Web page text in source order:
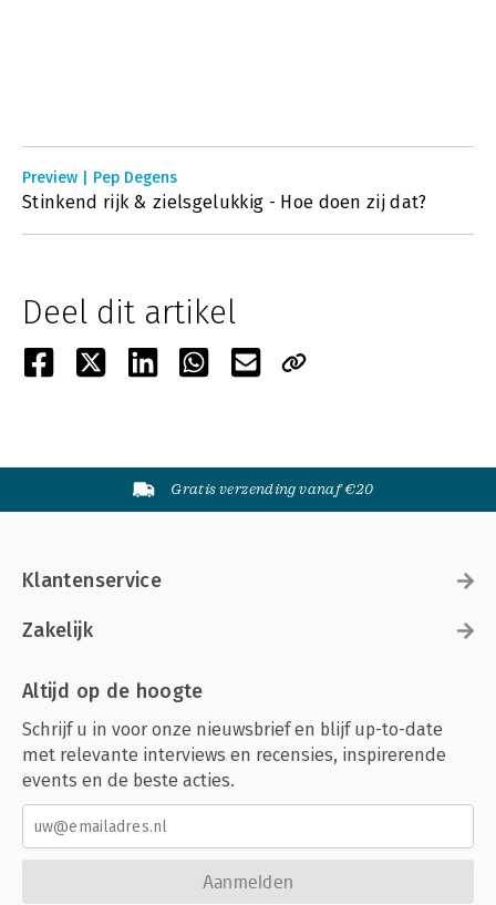
Preview | Pep Degens
Stinkend rijk & zielsgelukkig - Hoe doen zij dat?
Deel dit artikel
Gratis verzending vanaf €20
Klantenservice
Zakelijk
Altijd op de hoogte
Schrijf u in voor onze nieuwsbrief en blijf up-to-date
met relevante interviews en recensies, inspirerende
events en de beste acties.
Aanmelden